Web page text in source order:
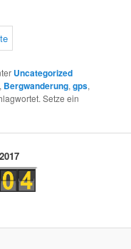
Uncategorized
, Bergwanderung,gps,
Setze ein